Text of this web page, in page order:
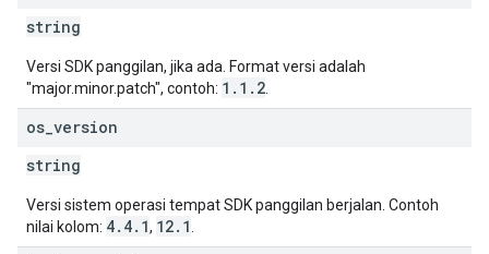
string
Versi SDK panggilan, jika ada. Format versi adalah
"major.minor.patch", contoh: 1.1.2
os version
string
Versi sistem operasi tempat SDK panggilan berjalan. Contoh
nilai kolom: 4.4.1, 12.1